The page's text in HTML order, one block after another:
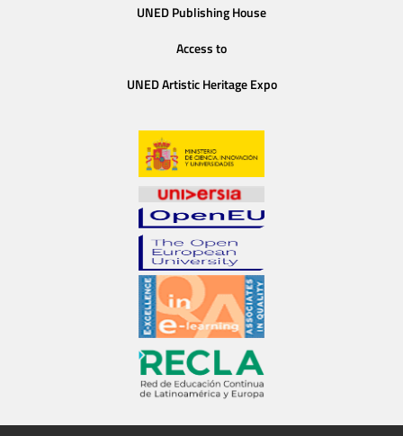
UNED Publishing House
Access to
UNED Artistic Heritage Expo